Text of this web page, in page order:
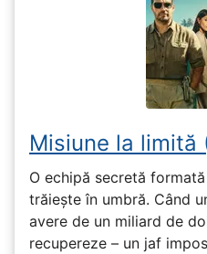
Misiune la limită
O echipă secretă
trăiește în umbră. Când
avere de un miliard de
recupereze – un jaf